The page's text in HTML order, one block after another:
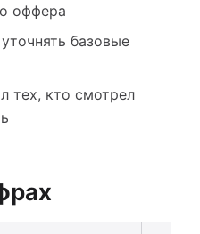
оффера
базовые
тех, кто смотрел